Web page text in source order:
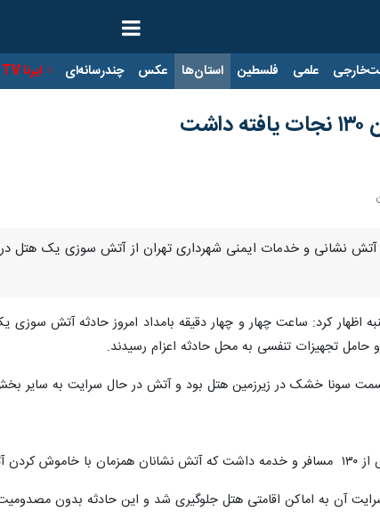
علمی فلسطین استان‌ها عکس چندرسانه‌ای ایرنا TV
حامل تجهیزات تنفسی به محل حادثه اعزام رسیدند.
سونا خشک در زیرزمین هتل بود و آتش در حال سرایت به سایر
ساختمان‌های ناایمن پایتخت
تهران